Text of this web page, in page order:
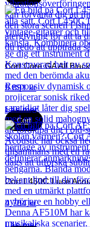
Cort Core GA All
5 891kr
Läs mer
Cort
Cort L450C Luce
4 704kr
Läs mer